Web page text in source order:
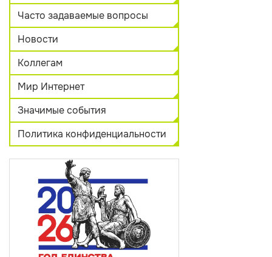
Часто задаваемые вопросы
Новости
Коллегам
Мир Интернет
Значимые события
Политика конфиденциальности